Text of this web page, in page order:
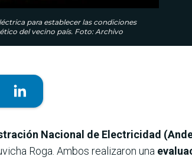
para establecer las condiciones
del vecino país. Foto: Archivo
Nacional de Electricidad
Roga. Ambos realizaron una